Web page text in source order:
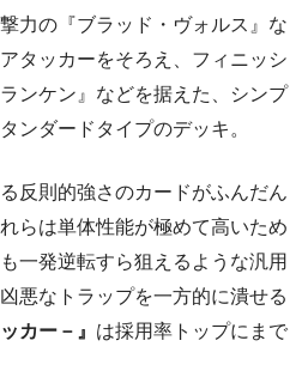
力の『ブラッド・ヴォルス』な
タッカーをそろえ、フィニッシ
ンケン』などを据えた、シンプ
ンダードタイプのデッキ。
反則的強さのカードがふんだん
らは単体性能が極めて高いため
一発逆転すら狙えるような汎用
悪なトラップを一方的に潰せる
カー－』 は採用率トップにまで